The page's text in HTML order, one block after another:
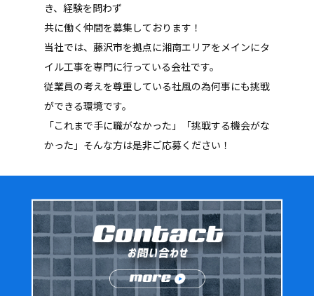
き、経験を問わず
共に働く仲間を募集しております！
当社では、藤沢市を拠点に湘南エリアをメインにタ
イル工事を専門に行っている会社です。
従業員の考えを尊重している社風の為何事にも挑戦
ができる環境です。
「これまで手に職がなかった」「挑戦する機会がな
かった」そんな方は是非ご応募ください！